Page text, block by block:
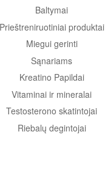
Baltymai
Prieštreniruotiniai produktai
Miegui gerinti
Sąnariams
Kreatino Papildai
Vitaminai ir mineralai
Testosterono skatintojai
Riebalų degintojai